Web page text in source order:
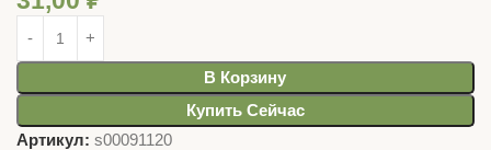
В Корзину
Купить Сейчас
Артикул: s00091120